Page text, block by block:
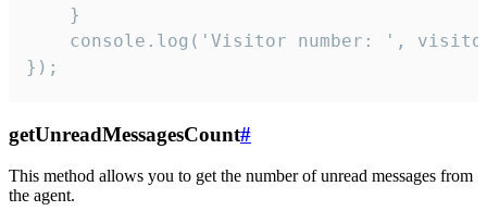
    }
console.log('Visitor number: ',
});
getUnreadMessagesCount#
This method allows you to get the number of unread messages from
the agent.